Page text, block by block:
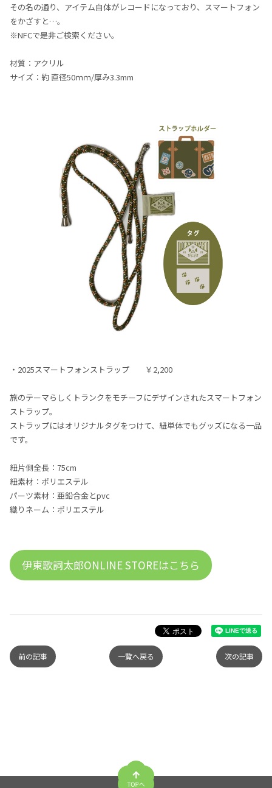
その名の通り、アイテム自体がレコードになっており、スマートフォン
をかざすと…。
※NFCで是非ご検索ください。
材質：アクリル
サイズ：約 直径50ｍｍ/厚み3.3mm
・2025スマートフォンストラップ ￥2,200
旅のテーマらしくトランクをモチーフにデザインされたスマートフォン
ストラップ。
ストラップにはオリジナルタグをつけて、紐単体でもグッズになる一品
です。
紐片側全長：75cm
紐素材：ポリエステル
パーツ素材：亜鉛合金とpvc
織りネーム：ポリエステル
伊東歌詞太郎ONLINE STOREはこちら
前の記事 一覧へ戻る 次の記事